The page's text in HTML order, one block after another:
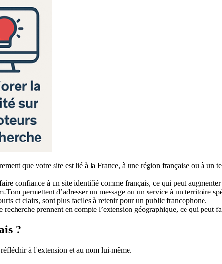
que votre site est lié à la France, à une région française ou à un
confiance à un site identifié comme français, ce qui peut
Tom permettent d’adresser un message ou un service à un territoire
et clairs, sont plus faciles à retenir pour un public francophone.
recherche prennent en compte l’extension géographique, ce qui
?
à l’extension et au nom lui-même.